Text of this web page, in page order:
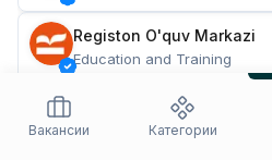
Registon O'quv Markazi
Education and Training
Restaurants and Fast Food
Вакансии
Категории